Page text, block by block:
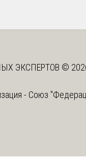
ЭКСПЕРТОВ ©
- Союз